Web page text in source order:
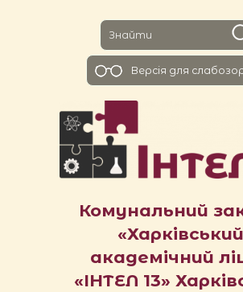
Комунальний
«Харківський
академічний
«ІНТЕЛ 13»
Версiя для